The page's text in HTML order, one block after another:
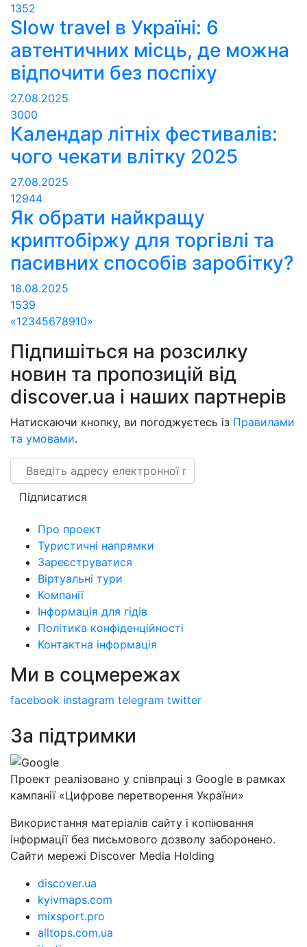
1352
Slow travel в Україні: 6
автентичних місць, де можна
відпочити без поспіху
27.08.2025
3000
Календар літніх фестивалів:
чого чекати влітку 2025
27.08.2025
12944
Як обрати найкращу
криптобіржу для торгівлі та
пасивних способів заробітку?
18.08.2025
1539
«12345678910»
Підпишіться на розсилку
новин та пропозицій від
discover.ua і наших партнерів
Натискаючи кнопку, ви погоджуєтесь із Правилами
та умовами.
Email
Підписатися
Про проект
Туристичні напрямки
Зареєструватися
Віртуальні тури
Компанії
Інформація для гідів
Політика конфіденційності
Контактна інформація
Ми в соцмережах
facebook instagram telegram twitter
За підтримки
Проект реалізовано у співпраці з Google в рамках
кампанії «Цифрове перетворення України»
Використання матеріалів сайту і копіювання
інформації без письмового дозволу заборонено.
Сайти мережі Discover Media Holding
discover.ua
kyivmaps.com
mixsport.pro
alltops.com.ua